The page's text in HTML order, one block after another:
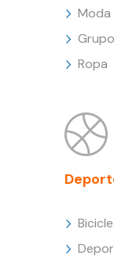
Moda
Ropa